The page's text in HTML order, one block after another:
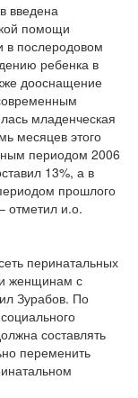
введена
помощи
послеродовом
ребенка в
дооснащение
младенческая
месяцев этого
периодом 2006
13%, а в
прошлого
отметил и.о.
перинатальных
женщинам с
Зурабов. По
составлять
переменить